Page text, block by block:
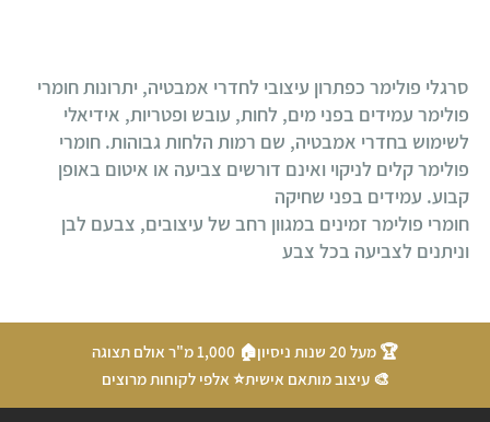
סרגלי פולימר כפתרון עיצובי לחדרי אמבטיה, יתרונות חומרי
פולימר עמידים בפני מים, לחות, עובש ופטריות, אידיאלי
לשימוש בחדרי אמבטיה, שם רמות הלחות גבוהות. חומרי
פולימר קלים לניקוי ואינם דורשים צביעה או איטום באופן
קבוע. עמידים בפני שחיקה
חומרי פולימר זמינים במגוון רחב של עיצובים, צבעם לבן
וניתנים לצביעה בכל צבע
🏆 מעל 20 שנות ניסיון
🏠 1,000 מ"ר אולם תצוגה
🎨 עיצוב מותאם אישית⭐ אלפי לקוחות מרוצים